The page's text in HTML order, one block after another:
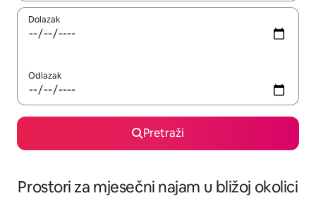
Dolazak
Odlazak
Pretraži
Prostori za mjesečni najam u bližoj okolici